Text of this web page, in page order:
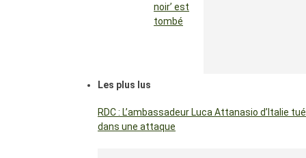
noir’ est
tombé
Les plus lus
RDC : L’ambassadeur Luca Attanasio d’Italie tué
dans une attaque